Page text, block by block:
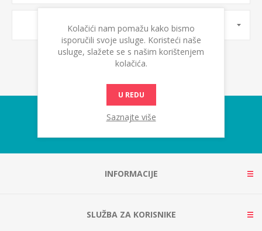
OZNAKE PROIZVODA
INFORMACIJE
SLUŽBA ZA KORISNIKE
Kolačići nam pomažu kako bismo
isporučili svoje usluge. Koristeći naše
usluge, slažete se s našim korištenjem
kolačića.
U REDU
Saznajte više